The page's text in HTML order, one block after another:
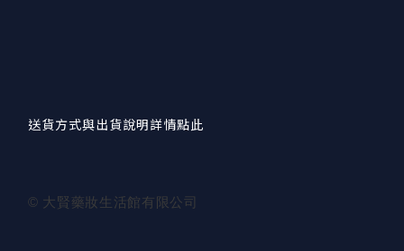
送貨方式與出貨說明詳情點此
© 大賢藥妝生活館有限公司